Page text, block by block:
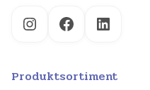
InstagramFacebookLinkedIn
Produktsortiment